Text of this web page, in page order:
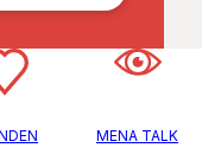
MENA TALK